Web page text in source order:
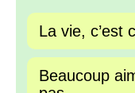
La vie, c’est
Beaucoup